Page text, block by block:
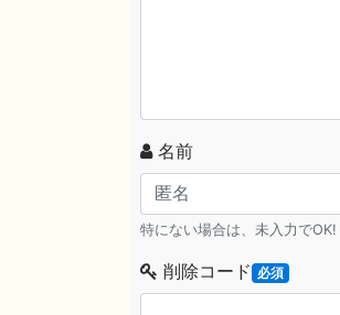
名前
特にない場合は、未入力でOK!
削除コード 必須